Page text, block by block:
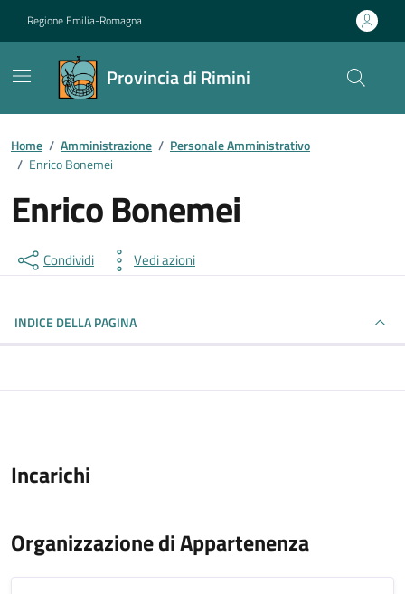
Regione Emilia-Romagna
Provincia di Rimini
Contenuti in evidenza
Home / Amministrazione / Personale Amministrativo
/ Enrico Bonemei
Enrico Bonemei
Condividi Vedi azioni
INDICE DELLA PAGINA
Incarichi
Organizzazione di Appartenenza